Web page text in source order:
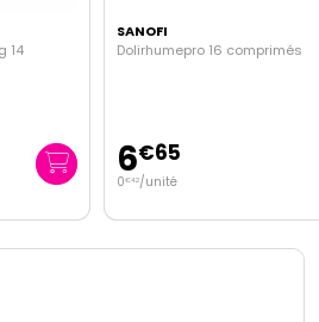
14
SANOFI
Dolirhumepro 16 comprimés
6€65
0€42/unité